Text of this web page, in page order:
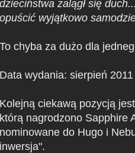
dzieciństwa zalągł się
opuścić wyjątkowo
To chyba za dużo dla
Data wydania: sierpień 2011
Kolejną ciekawą pozycją
którą nagrodzono Sapphire
nominowane do Hugo i
inwersja".